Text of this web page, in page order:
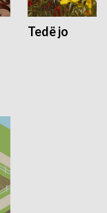
Tedë jo